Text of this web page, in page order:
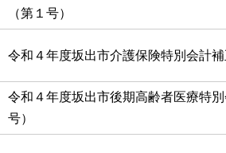
（第１号）
令和４年度坂出市介護保険特別会計補
令和４年度坂出市後期高齢者医療特
号）